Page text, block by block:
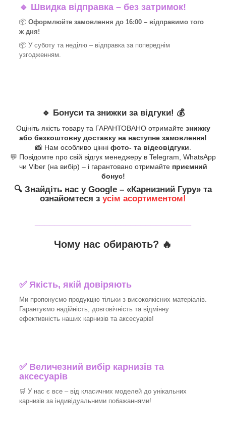
🔹 Швидка відправка – без затримок!
📦 Оформлюйте замовлення до 16:00 – відправимо того
ж дня!
📦 У суботу та неділю – відправка за попереднім
узгодженням.
🔹 Бонуси та знижки за відгуки! 💰
Оцініть якість товару та ГАРАНТОВАНО отримайте знижку
або безкоштовну доставку на наступне замовлення!
📸 Нам особливо цінні фото- та відеовідгуки.
💬 Повідомте про свій відгук менеджеру в Telegram, WhatsApp
чи Viber (на вибір) – і гарантовано отримайте приємний
бонус!
🔍 Знайдіть нас у Google – «Карнизний Гуру» та
ознайомтеся з усім асортиментом!
Чому нас обирають? 🔥
✅Якість, якій довіряють
Ми пропонуємо продукцію тільки з високоякісних матеріалів.
Гарантуємо надійність, довговічність та відмінну
ефективність наших карнизів та аксесуарів!​
✅ Величезний вибір карнизів та
аксесуарів
🛒 У нас є все – від класичних моделей до унікальних
карнизів за індивідуальними побажаннями!​